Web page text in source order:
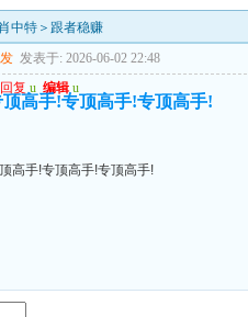
中特＞跟者稳赚
发表于: 2026-06-02 22:48
回复 u 编辑 u
顶高手!专顶高手!专顶高手!
高手!专顶高手!专顶高手!